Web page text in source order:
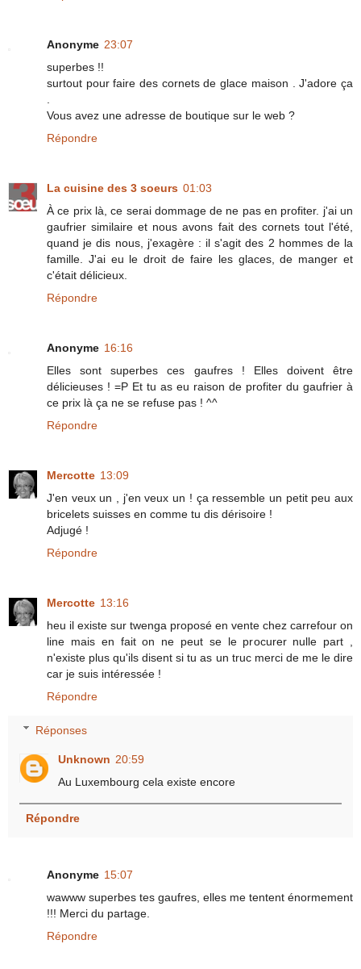
Anonyme 23:07
superbes !!
surtout pour faire des cornets de glace maison . J'adore ça
Vous avez une adresse de boutique sur le web ?
Répondre
La cuisine des 3 soeurs 01:03
À ce prix là, ce serai dommage de ne pas en profiter. j'ai un
gaufrier similaire et nous avons fait des cornets tout l'été,
quand je dis nous, j'exagère : il s'agit des 2 hommes de la
famille. J'ai eu le droit de faire les glaces, de manger et
c'était délicieux.
Répondre
Anonyme 16:16
Elles sont superbes ces gaufres ! Elles doivent être
délicieuses ! =P Et tu as eu raison de profiter du gaufrier à
ce prix là ça ne se refuse pas ! ^^
Répondre
Mercotte 13:09
J'en veux un , j'en veux un ! ça ressemble un petit peu aux
bricelets suisses en comme tu dis dérisoire !
Adjugé !
Répondre
Mercotte 13:16
heu il existe sur twenga proposé en vente chez carrefour on
line mais en fait on ne peut se le procurer nulle part ,
n'existe plus qu'ils disent si tu as un truc merci de me le dire
car je suis intéressée !
Répondre
Réponses
Unknown 20:59
Au Luxembourg cela existe encore
Répondre
Anonyme 15:07
wawww superbes tes gaufres, elles me tentent énormement
!!! Merci du partage.
Répondre